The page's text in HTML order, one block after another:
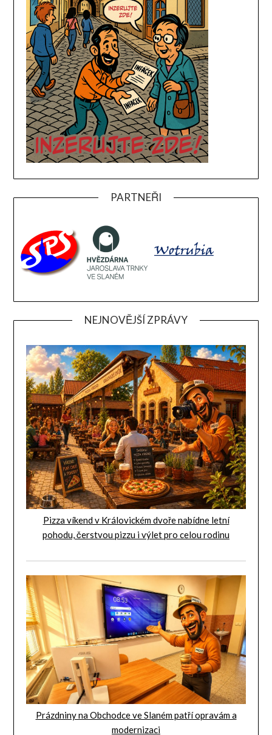
PARTNEŘI
NEJNOVĚJŠÍ ZPRÁVY
Pizza víkend v Královickém dvoře nabídne letní
pohodu, čerstvou pizzu i výlet pro celou rodinu
Prázdniny na Obchodce ve Slaném patří opravám a
modernizaci